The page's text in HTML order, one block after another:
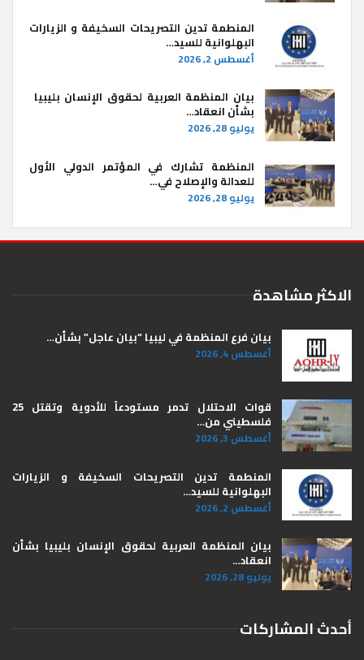
المنطمة تدين التصريحات السخيفة و الزيارات
البهلوانية للسيد…
أغسطس 2, 2026
بيان المنظمة العربية لحقوق الإنسان بليبيا ​
بشأن انعقاد…
يوليو 28, 2026
المنظمة تشارك في المؤتمر الدولي الأول
للعدالة والإصلاح في…
يوليو 28, 2026
الاكثر مشاهدة
بيان فرع المنظمة في ليبيا “بيان عاجل” بشأن…
أغسطس 4, 2026
قوات الاحتلال تدمر مستودعاً للأدوية وتقتل 25
فلسطيني من…
أغسطس 3, 2026
المنطمة تدين التصريحات السخيفة و الزيارات
البهلوانية للسيد…
أغسطس 2, 2026
بيان المنظمة العربية لحقوق الإنسان بليبيا ​بشأن
انعقاد…
يوليو 28, 2026
أحدث المشاركات